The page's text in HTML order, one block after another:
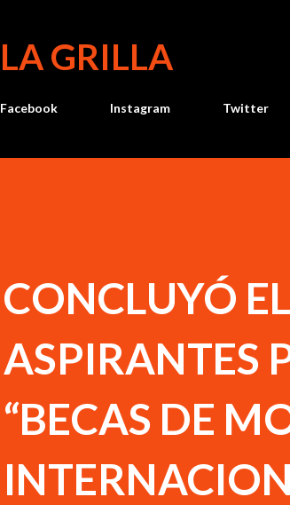
LA GRILLA
Facebook Instagram Twitter
CONCLUYÓ
ASPIRANTES
“BECAS DE